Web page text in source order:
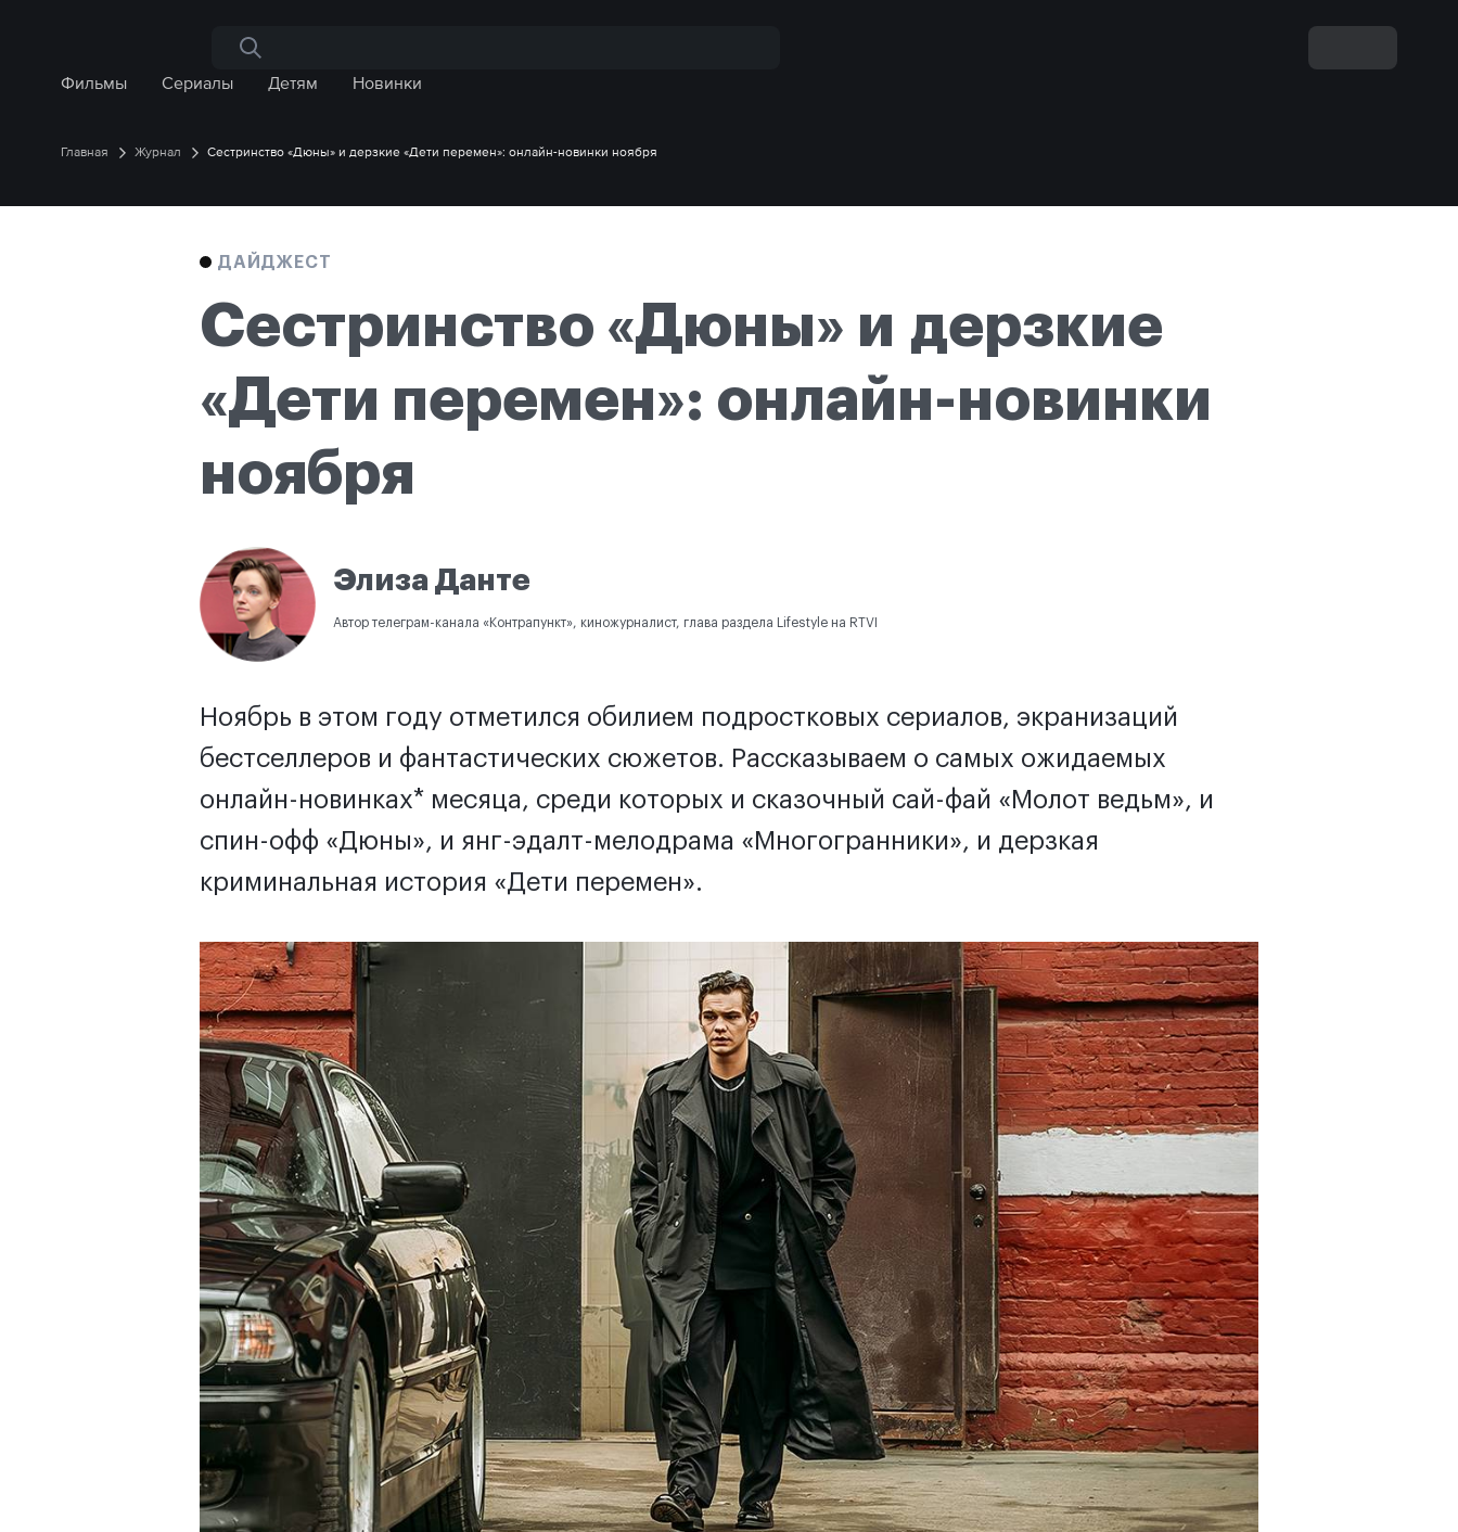
Поиск по сайту
Фильмы Сериалы Детям Новинки
Главная Журнал Сестринство «Дюны» и дерзкие «Дети перемен»: онлайн-новинки ноября
ДАЙДЖЕСТ
Сестринство «Дюны» и дерзкие
«Дети перемен»: онлайн-новинки
ноября
Элиза Данте
Автор телеграм-канала «Контрапункт», киножурналист, глава раздела Lifestyle на RTVI
Ноябрь в этом году отметился обилием подростковых сериалов, экранизаций
бестселлеров и фантастических сюжетов. Рассказываем о самых ожидаемых
онлайн-новинках* месяца, среди которых и сказочный сай-фай «Молот ведьм», и
спин-офф «Дюны», и янг-эдалт-мелодрама «Многогранники», и дерзкая
криминальная история «Дети перемен».